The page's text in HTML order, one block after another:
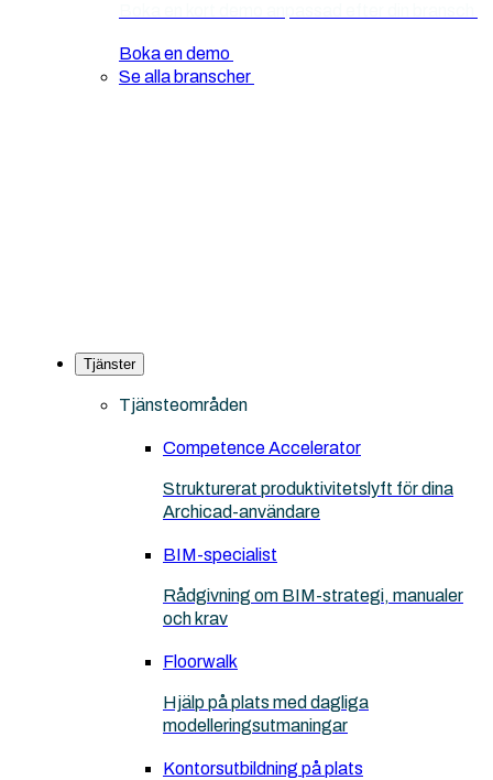
Boka en demo
Se alla branscher
Tjänster
Tjänsteområden
Competence Accelerator
Strukturerat produktivitetslyft för dina
Archicad-användare
BIM-specialist
Rådgivning om BIM-strategi, manualer
och krav
Floorwalk
Hjälp på plats med dagliga
modelleringsutmaningar
Kontorsutbildning på plats